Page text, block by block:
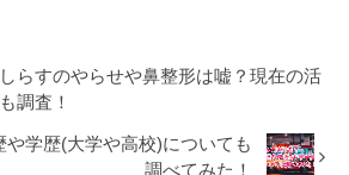
らすのやらせや鼻整形は嘘？現在の活
調査！
学歴(大学や高校)についても
調べてみた！